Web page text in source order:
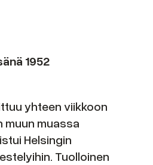
1952
yhteen viikkoon
muun muassa
Helsingin
Tuolloinen